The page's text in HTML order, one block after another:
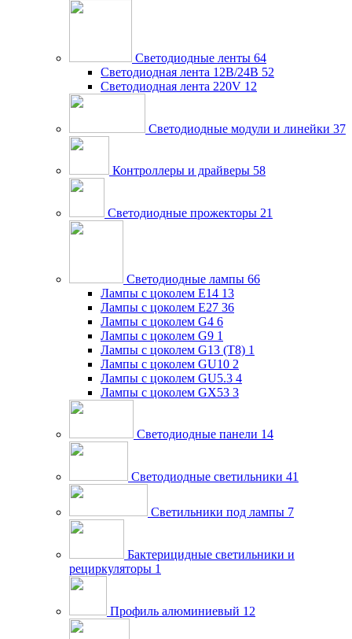
Светодиодные ленты 64
Светодиодная лента 12В/24В 52
Светодиодная лента 220V 12
Светодиодные модули и линейки 37
Контроллеры и драйверы 58
Светодиодные прожекторы 21
Светодиодные лампы 66
Лампы с цоколем E14 13
Лампы с цоколем E27 36
Лампы с цоколем G4 6
Лампы с цоколем G9 1
Лампы с цоколем G13 (Т8) 1
Лампы с цоколем GU10 2
Лампы с цоколем GU5.3 4
Лампы с цоколем GX53 3
Светодиодные панели 14
Светодиодные светильники 41
Светильники под лампы 7
Бактерицидные светильники и
рециркуляторы 1
Профиль алюминиевый 12